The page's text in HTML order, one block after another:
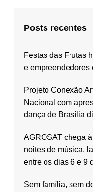
Posts recentes
Festas das Frutas
e empreendedores
Projeto Conexão
Nacional com
dança de Brasília
AGROSAT chega
noites de música,
entre os dias 6 e 9
Sem família, sem